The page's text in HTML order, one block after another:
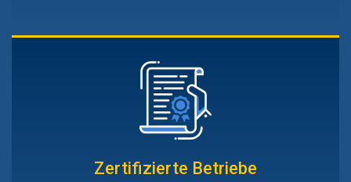
Zertifizierte Betriebe